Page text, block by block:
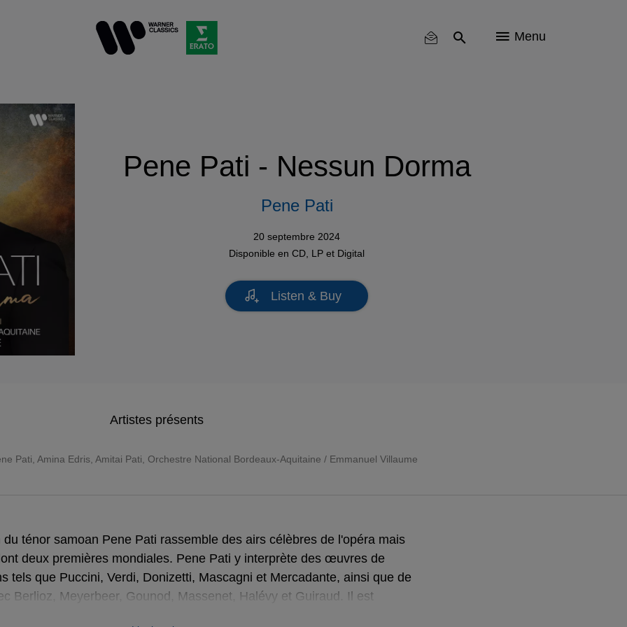
Menu
Pene Pati - Nessun Dorma
Pene Pati
20 septembre 2024
Disponible en CD LP et Digital
Listen & Buy
Artistes présents
Pati, Amina Edris, Amitai Pati, Orchestre National Bordeaux-Aquitaine / Emmanuel Villaume
ténor samoan Pene Pati rassemble des airs célèbres de l'opéra mais
deux premières mondiales. Pene Pati y interprète des œuvres de
tels que Puccini, Verdi, Donizetti, Mascagni et Mercadante, ainsi que de
Berlioz, Meyerbeer, Gounod, Massenet, Halévy et Guiraud. Il est